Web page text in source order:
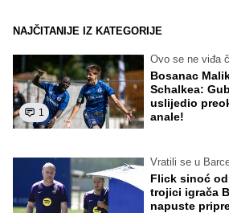
NAJČITANIJE IZ KATEGORIJE
1
Ovo se ne viđa
Bosanac
Schalkea:
uslijedio
anale!
Vratili se u
Flick sinoć
trojici igrača
napuste